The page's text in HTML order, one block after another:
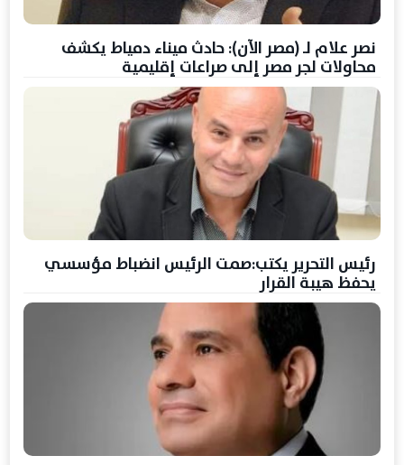
نصر علام لـ (مصر الآن): حادث ميناء دمياط يكشف
محاولات لجر مصر إلى صراعات إقليمية
رئيس التحرير يكتب:صمت الرئيس انضباط مؤسسي
يحفظ هيبة القرار